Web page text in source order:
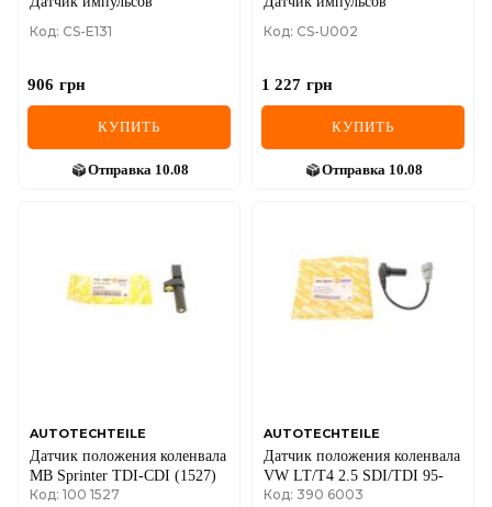
Код: CS-E131
906 грн
КУПИТЬ
Отправка 10.08
Код: CS-U002
1 227 грн
КУПИТЬ
Отправка 10.08
AUTOTECHTEILE
Датчик положения коленвала
MB Sprinter TDI-CDI (1527)
Код: 100 1527
AUTOTECHTEILE
Датчик положения коленвала
VW LT/T4 2.5 SDI/TDI 95-
Код: 390 6003